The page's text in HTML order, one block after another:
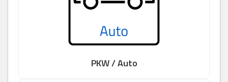
PKW / Auto